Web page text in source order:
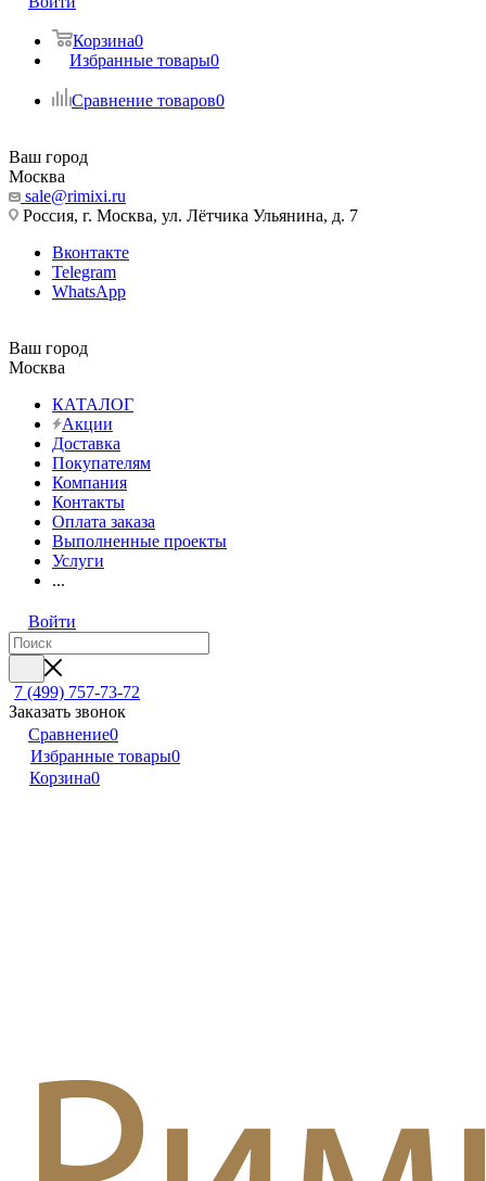
Корзина0
Избранные товары0
Сравнение товаров0
Ваш город
Москва
sale@rimixi.ru
Россия, г. Москва, ул. Лётчика Ульянина, д. 7
Вконтакте
Telegram
WhatsApp
Ваш город
Москва
КАТАЛОГ
Акции
Доставка
Покупателям
Компания
Контакты
Оплата заказа
Выполненные проекты
Услуги
...
Войти
7 (499) 757-73-72
Заказать звонок
Сравнение0
Избранные товары0
Корзина0